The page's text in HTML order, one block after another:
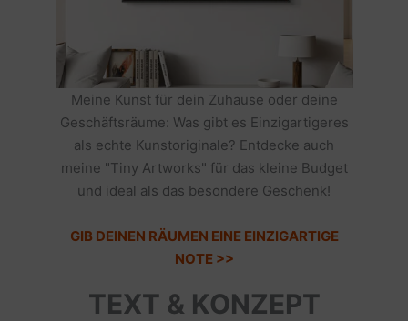
Meine Kunst für dein Zuhause oder deine
Geschäftsräume: Was gibt es Einzigartigeres
als echte Kunstoriginale? Entdecke auch
meine "Tiny Artworks" für das kleine Budget
und ideal als das besondere Geschenk!
GIB DEINEN RÄUMEN EINE EINZIGARTIGE
NOTE >>
TEXT & KONZEPT